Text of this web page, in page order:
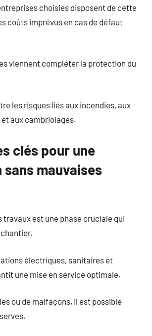
choisies disposent de cette
coûts imprévus en cas de défaut
viennent compléter la protection du
les risques liés aux incendies, aux
aux cambriolages.
clés pour une
mauvaises
travaux est une phase cruciale qui
électriques, sanitaires et
une mise en service optimale.
ou de malfaçons, il est possible